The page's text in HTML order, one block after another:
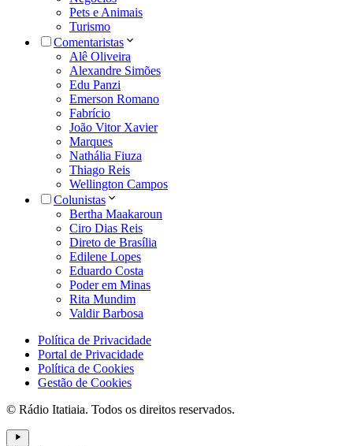
Pets e Animais
Turismo
Comentaristas
Alê Oliveira
Alexandre Simões
Edu Panzi
Emerson Romano
Fabrício
João Vitor Xavier
Marques
Nathália Fiuza
Thiago Reis
Wellington Campos
Colunistas
Bertha Maakaroun
Ciro Dias Reis
Direto de Brasília
Edilene Lopes
Eduardo Costa
Poder em Minas
Rita Mundim
Valdir Barbosa
Política de Privacidade
Portal de Privacidade
Política de Cookies
Gestão de Cookies
© Rádio Itatiaia. Todos os direitos reservados.